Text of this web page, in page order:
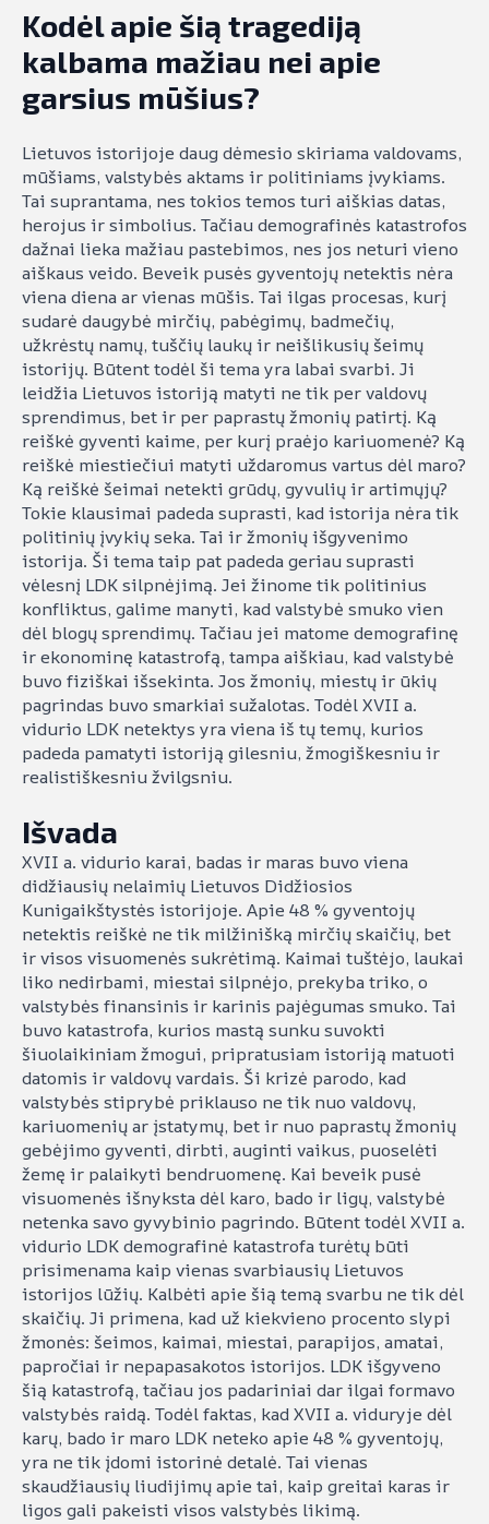
Kodėl apie šią tragediją
kalbama mažiau nei apie
garsius mūšius?
Lietuvos istorijoje daug dėmesio skiriama valdovams,
mūšiams, valstybės aktams ir politiniams įvykiams.
Tai suprantama, nes tokios temos turi aiškias datas,
herojus ir simbolius. Tačiau demografinės katastrofos
dažnai lieka mažiau pastebimos, nes jos neturi vieno
aiškaus veido. Beveik pusės gyventojų netektis nėra
viena diena ar vienas mūšis. Tai ilgas procesas, kurį
sudarė daugybė mirčių, pabėgimų, badmečių,
užkrėstų namų, tuščių laukų ir neišlikusių šeimų
istorijų. Būtent todėl ši tema yra labai svarbi. Ji
leidžia Lietuvos istoriją matyti ne tik per valdovų
sprendimus, bet ir per paprastų žmonių patirtį. Ką
reiškė gyventi kaime, per kurį praėjo kariuomenė? Ką
reiškė miestiečiui matyti uždaromus vartus dėl maro?
Ką reiškė šeimai netekti grūdų, gyvulių ir artimųjų?
Tokie klausimai padeda suprasti, kad istorija nėra tik
politinių įvykių seka. Tai ir žmonių išgyvenimo
istorija. Ši tema taip pat padeda geriau suprasti
vėlesnį LDK silpnėjimą. Jei žinome tik politinius
konfliktus, galime manyti, kad valstybė smuko vien
dėl blogų sprendimų. Tačiau jei matome demografinę
ir ekonominę katastrofą, tampa aiškiau, kad valstybė
buvo fiziškai išsekinta. Jos žmonių, miestų ir ūkių
pagrindas buvo smarkiai sužalotas. Todėl XVII a.
vidurio LDK netektys yra viena iš tų temų, kurios
padeda pamatyti istoriją gilesniu, žmogiškesniu ir
realistiškesniu žvilgsniu.
Išvada
XVII a. vidurio karai, badas ir maras buvo viena
didžiausių nelaimių Lietuvos Didžiosios
Kunigaikštystės istorijoje. Apie 48 % gyventojų
netektis reiškė ne tik milžinišką mirčių skaičių, bet
ir visos visuomenės sukrėtimą. Kaimai tuštėjo, laukai
liko nedirbami, miestai silpnėjo, prekyba triko, o
valstybės finansinis ir karinis pajėgumas smuko. Tai
buvo katastrofa, kurios mastą sunku suvokti
šiuolaikiniam žmogui, pripratusiam istoriją matuoti
datomis ir valdovų vardais. Ši krizė parodo, kad
valstybės stiprybė priklauso ne tik nuo valdovų,
kariuomenių ar įstatymų, bet ir nuo paprastų žmonių
gebėjimo gyventi, dirbti, auginti vaikus, puoselėti
žemę ir palaikyti bendruomenę. Kai beveik pusė
visuomenės išnyksta dėl karo, bado ir ligų, valstybė
netenka savo gyvybinio pagrindo. Būtent todėl XVII a.
vidurio LDK demografinė katastrofa turėtų būti
prisimenama kaip vienas svarbiausių Lietuvos
istorijos lūžių. Kalbėti apie šią temą svarbu ne tik dėl
skaičių. Ji primena, kad už kiekvieno procento slypi
žmonės: šeimos, kaimai, miestai, parapijos, amatai,
papročiai ir nepapasakotos istorijos. LDK išgyveno
šią katastrofą, tačiau jos padariniai dar ilgai formavo
valstybės raidą. Todėl faktas, kad XVII a. viduryje dėl
karų, bado ir maro LDK neteko apie 48 % gyventojų,
yra ne tik įdomi istorinė detalė. Tai vienas
skaudžiausių liudijimų apie tai, kaip greitai karas ir
ligos gali pakeisti visos valstybės likimą.